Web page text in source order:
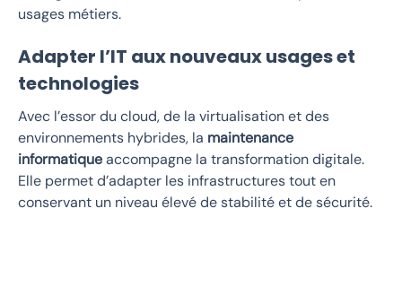
usages métiers.
Adapter l’IT aux nouveaux usages et
technologies
Avec l’essor du cloud, de la virtualisation et des
environnements hybrides, la maintenance
informatiqueaccompagne la transformation digitale.
Elle permet d’adapter les infrastructures tout en
conservant un niveau élevé de stabilité et de sécurité.